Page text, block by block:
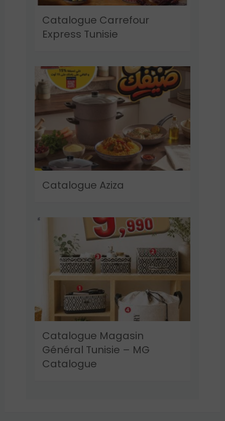
Catalogue Carrefour
Express Tunisie
Catalogue Aziza
Catalogue Magasin
Général Tunisie – MG
Catalogue